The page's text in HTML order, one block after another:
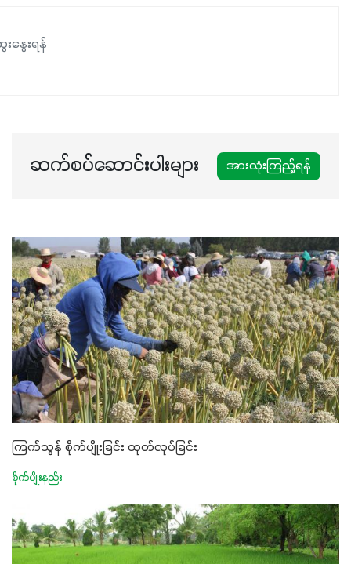
နွေးရန်
ဆက်စပ်ဆောင်းပါးများ အားလုံးကြည့်ရန်
ကြက်သွန် စိုက်ပျိုးခြင်း ထုတ်လုပ်ခြင်း
စိုက်ပျိုးနည်း